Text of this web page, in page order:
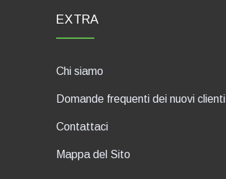
EXTRA
Chi siamo
Domande frequenti dei nuovi clienti
Contattaci
Mappa del Sito